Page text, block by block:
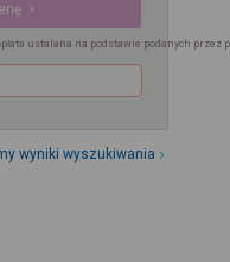
ustalana na podstawie podanych przez
wyniki wyszukiwania